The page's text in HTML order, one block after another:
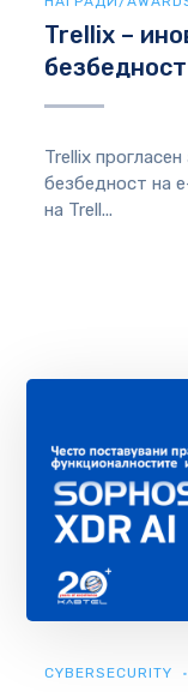
Trellix –
Trellix
безбедност на
на Trell...
CYBERSECURITY